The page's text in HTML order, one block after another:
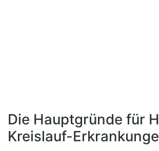
Die Hauptgründe für
Kreislauf-